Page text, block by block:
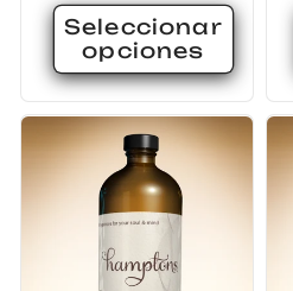
Seleccionar
opciones